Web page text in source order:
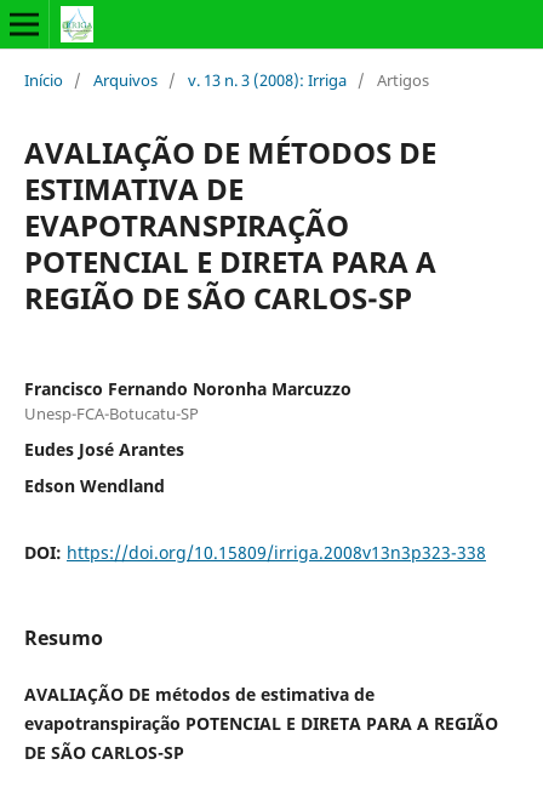
Início / Arquivos / v. 13 n. 3 (2008): Irriga / Artigos
AVALIAÇÃO DE MÉTODOS DE
ESTIMATIVA DE
EVAPOTRANSPIRAÇÃO
POTENCIAL E DIRETA PARA A
REGIÃO DE SÃO CARLOS-SP
Francisco Fernando Noronha Marcuzzo
Unesp-FCA-Botucatu-SP
Eudes José Arantes
Edson Wendland
DOI: https://doi.org/10.15809/irriga.2008v13n3p323-338
Resumo
AVALIAÇÃO DE métodos de estimativa de
evapotranspiração POTENCIAL E DIRETA PARA A REGIÃO
DE SÃO CARLOS-SP